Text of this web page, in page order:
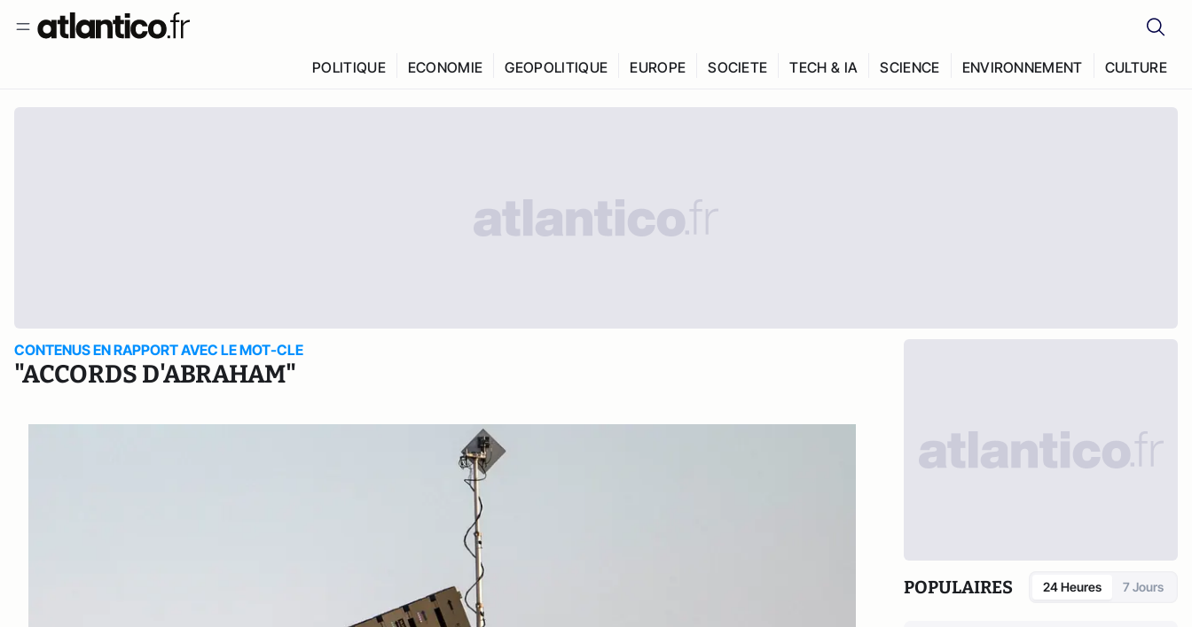
POLITIQUE ECONOMIE GEOPOLITIQUE EUROPE SOCIETE TECH & IA SCIENCE ENVIRONNEMENT CULTURE
CONTENUS EN RAPPORT AVEC LE MOT-CLE
"ACCORDS D'ABRAHAM"
POPULAIRES 24 Heures 7 Jours